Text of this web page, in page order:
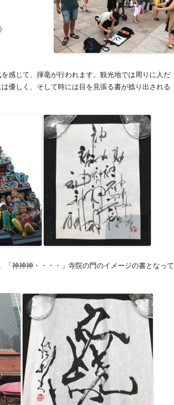
感じて、揮毫が行われます。観光地では周りに人だ
優しく、そして時には目を見張る書が捻り出される
神神神・・・・」寺院の門のイメージの書となって